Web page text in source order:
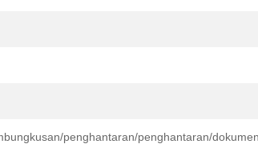
penghantaran/penghantaran/